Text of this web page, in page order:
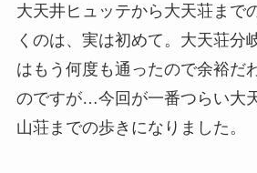
大天井ヒュッテから大天荘まで
くのは、実は初めて。大天荘分
はもう何度も通ったので余裕だ
のですが…今回が一番つらい大
山荘までの歩きになりました。